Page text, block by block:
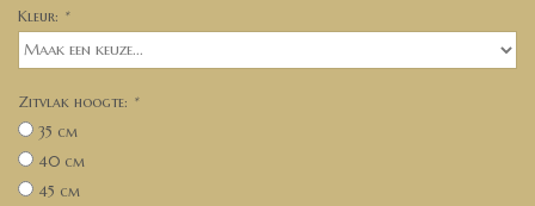
Kleur: *
Zitvlak hoogte: *
35 cm
40 cm
45 cm